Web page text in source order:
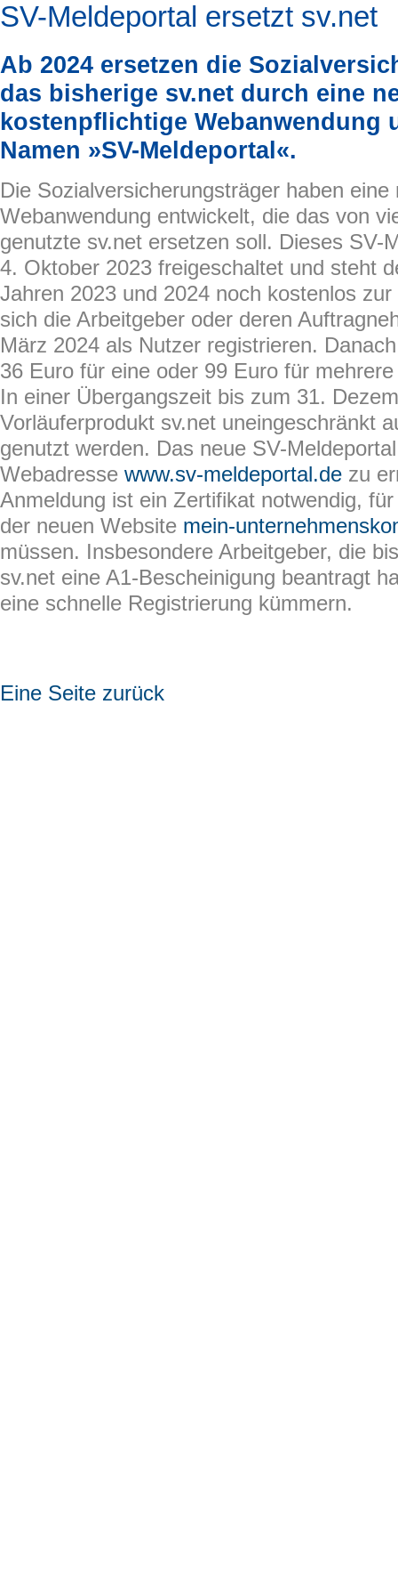
SV-Meldeportal ersetzt sv.net
Ab 2024 ersetzen die
das bisherige sv.net durch eine
kostenpflichtige Webanwendung
Namen »SV-Meldeportal«.
Die Sozialversicherungsträger haben eine
Webanwendung entwickelt, die das von
genutzte sv.net ersetzen soll. Dieses SV-
4. Oktober 2023 freigeschaltet und steht
Jahren 2023 und 2024 noch kostenlos
sich die Arbeitgeber oder deren
März 2024 als Nutzer registrieren.
36 Euro für eine oder 99 Euro für
In einer Übergangszeit bis zum 31.
Vorläuferprodukt sv.net uneingeschränkt
genutzt werden. Das neue SV-
Webadresse www.sv-meldeportal.de zu
Anmeldung ist ein Zertifikat notwendig,
der neuen Website mein-
müssen. Insbesondere Arbeitgeber, die
sv.net eine A1-Bescheinigung beantragt
eine schnelle Registrierung kümmern.
Eine Seite zurück